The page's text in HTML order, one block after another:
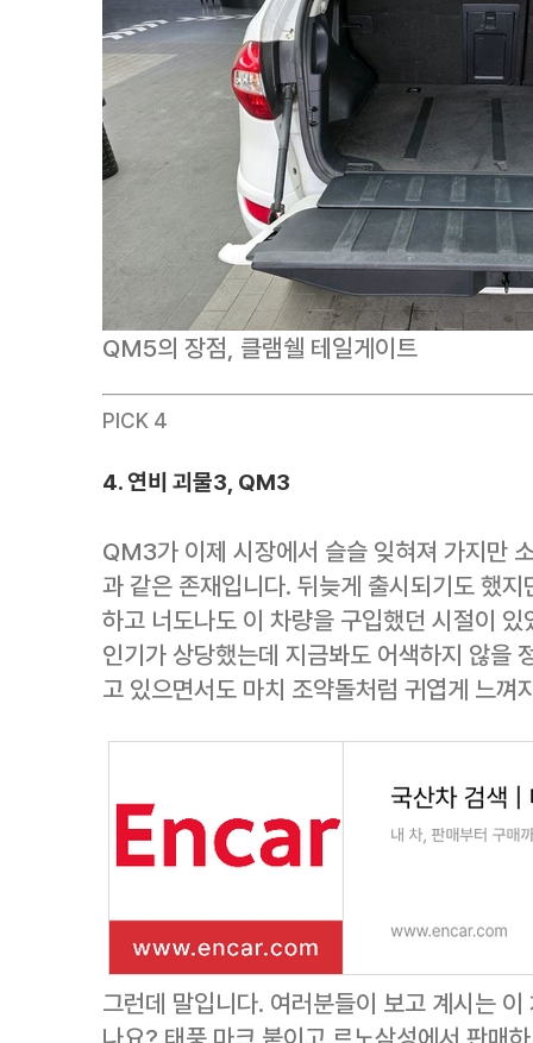
QM5의 장점, 클램쉘 테일게이트
PICK 4
4. 연비 괴물3, QM3
QM3가 이제 시장에서 슬슬 잊혀져 가지만
과 같은 존재입니다. 뒤늦게 출시되기도 했
하고 너도나도 이 차량을 구입했던 시절이
인기가 상당했는데 지금봐도 어색하지 않을
고 있으면서도 마치 조약돌처럼 귀엽게 느껴
그런데 말입니다. 여러분들이 보고 계시는